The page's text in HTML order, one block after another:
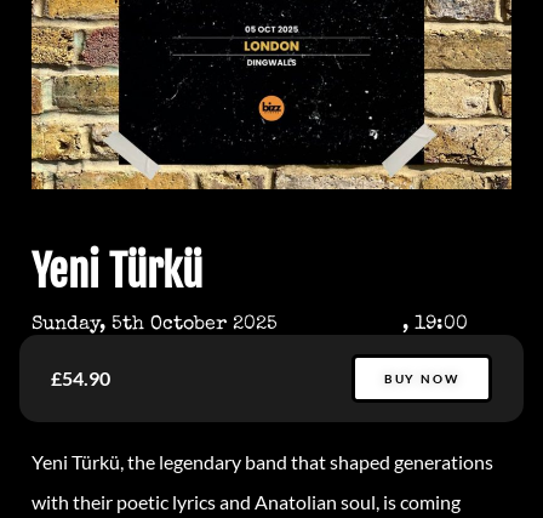
Yeni Türkü
Sunday, 5th October 2025 , 19:00
£54.90 BUY NOW
Yeni Türkü, the legendary band that shaped generations
with their poetic lyrics and Anatolian soul, is coming